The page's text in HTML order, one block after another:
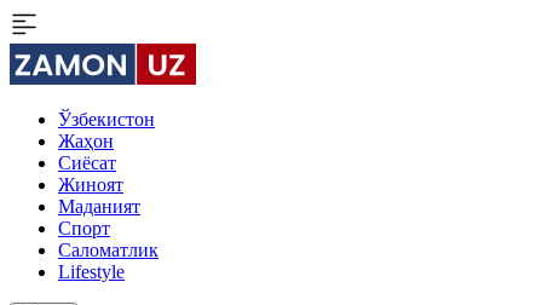
Ўзбекистон
Жаҳон
Сиёсат
Жиноят
Маданият
Спорт
Cаломатлик
Lifestyle